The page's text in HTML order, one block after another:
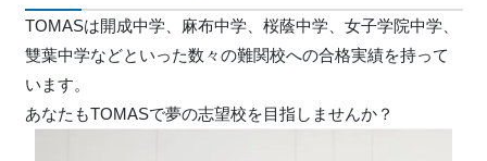
TOMASは開成中学、麻布中学、桜蔭中学、女子学院中学、
雙葉中学などといった数々の難関校への合格実績を持って
います。
あなたもTOMASで夢の志望校を目指しませんか？